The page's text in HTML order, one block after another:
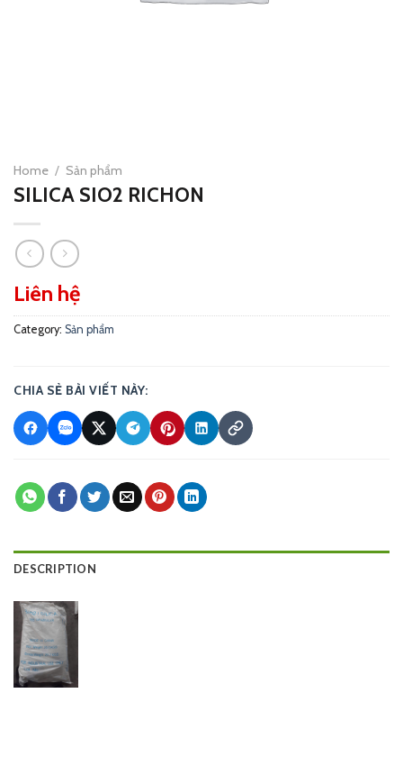
Home / Sản phẩm
SILICA SIO2 RICHON
Liên hệ
Category: Sản phẩm
CHIA SẺ BÀI VIẾT NÀY:
DESCRIPTION